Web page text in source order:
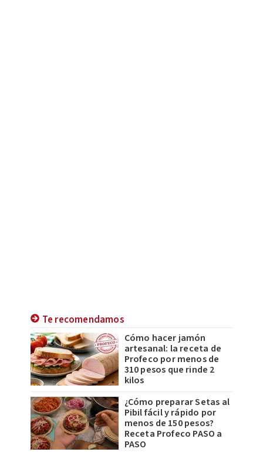
Te recomendamos
Cómo hacer jamón
artesanal: la receta de
Profeco por menos de
310 pesos que rinde 2
kilos
¿Cómo preparar Setas al
Pibil fácil y rápido por
menos de 150 pesos?
Receta Profeco PASO a
PASO